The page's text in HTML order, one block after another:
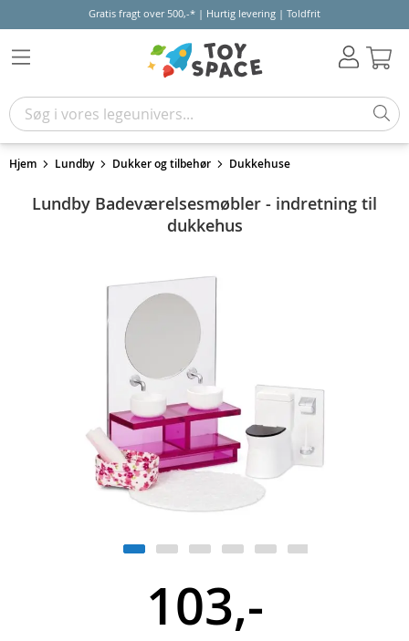
Gratis fragt over 500,-* | Hurtig levering | Toldfrit
Hjem Lundby Dukker og tilbehør Dukkehuse
Lundby Badeværelsesmøbler - indretning til
dukkehus
103,-